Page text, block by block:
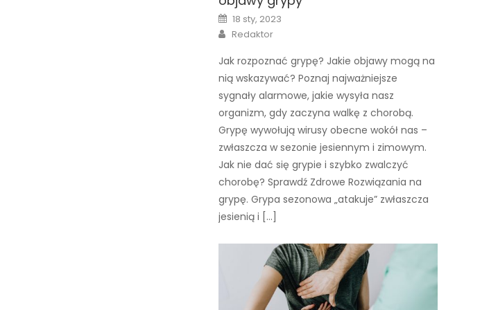
Posted
on
18 sty, 2023
Author
Redaktor
Jak rozpoznać grypę? Jakie objawy mogą na
nią wskazywać? Poznaj najważniejsze
sygnały alarmowe, jakie wysyła nasz
organizm, gdy zaczyna walkę z chorobą.
Grypę wywołują wirusy obecne wokół nas –
zwłaszcza w sezonie jesiennym i zimowym.
Jak nie dać się grypie i szybko zwalczyć
chorobę? Sprawdź Zdrowe Rozwiązania na
grypę. Grypa sezonowa „atakuje” zwłaszcza
jesienią i […]